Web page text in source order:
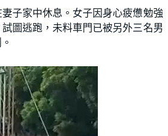
子家中休息。女子因身心疲憊勉強
圖逃跑，未料車門已被另外三名男